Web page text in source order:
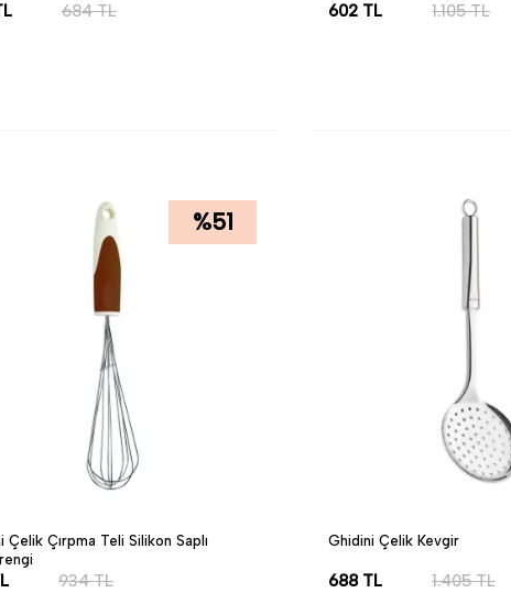
684TL 602 TL 1.105TL
%51
Çelik Çırpma Teli Silikon Saplı
934TL
Ghidini Çelik Kevgir
688TL 1.405TL